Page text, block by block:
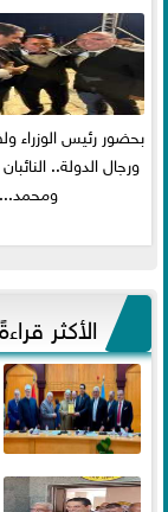
بحضور رئيس الوزراء
ورجال الدولة..
ومحمد...
الأكثر قراءةً